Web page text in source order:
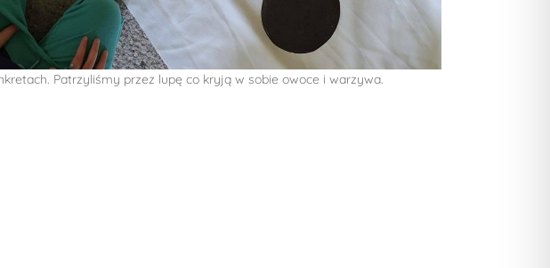
Patrzyliśmy przez lupę co kryją w sobie owoce i warzywa.